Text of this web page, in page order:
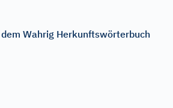
Wahrig Herkunftswörterbuch